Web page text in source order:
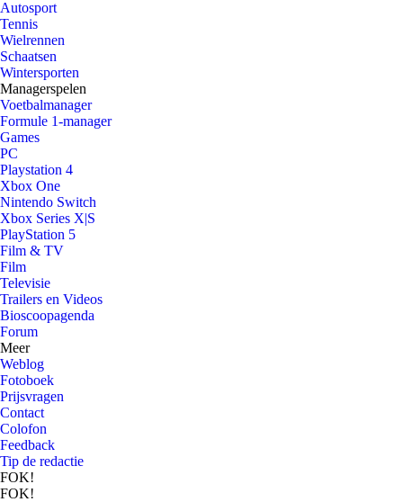
Autosport
Tennis
Wielrennen
Schaatsen
Wintersporten
Managerspelen
Voetbalmanager
Formule 1-manager
Games
PC
Playstation 4
Xbox One
Nintendo Switch
Xbox Series X|S
PlayStation 5
Film & TV
Film
Televisie
Trailers en Videos
Bioscoopagenda
Forum
Meer
Weblog
Fotoboek
Prijsvragen
Contact
Colofon
Feedback
Tip de redactie
FOK!
FOK!